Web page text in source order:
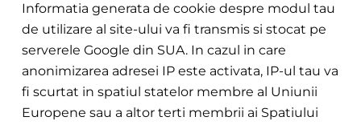
Informatia generata de cookie despre modul tau
de utilizare al site-ului va fi transmis si stocat pe
serverele Google din SUA. In cazul in care
anonimizarea adresei IP este activata, IP-ul tau va
fi scurtat in spatiul statelor membre al Uniunii
Europene sau a altor terti membrii ai Spatiului